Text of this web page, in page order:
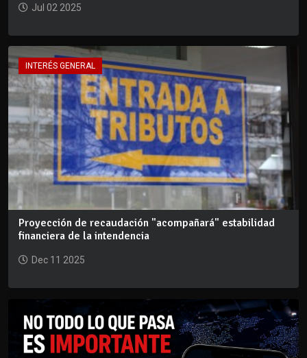
Jul 02 2025
INTERÉS GENERAL
Proyección de recaudación "acompañará" estabilidad
financiera de la intendencia
Dec 11 2025